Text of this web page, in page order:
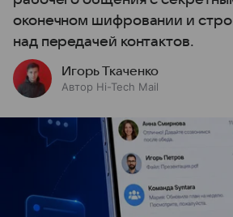
оконечном шифровании и
над передачей контактов.
Игорь Ткаченко
Автор Hi-Tech Mail